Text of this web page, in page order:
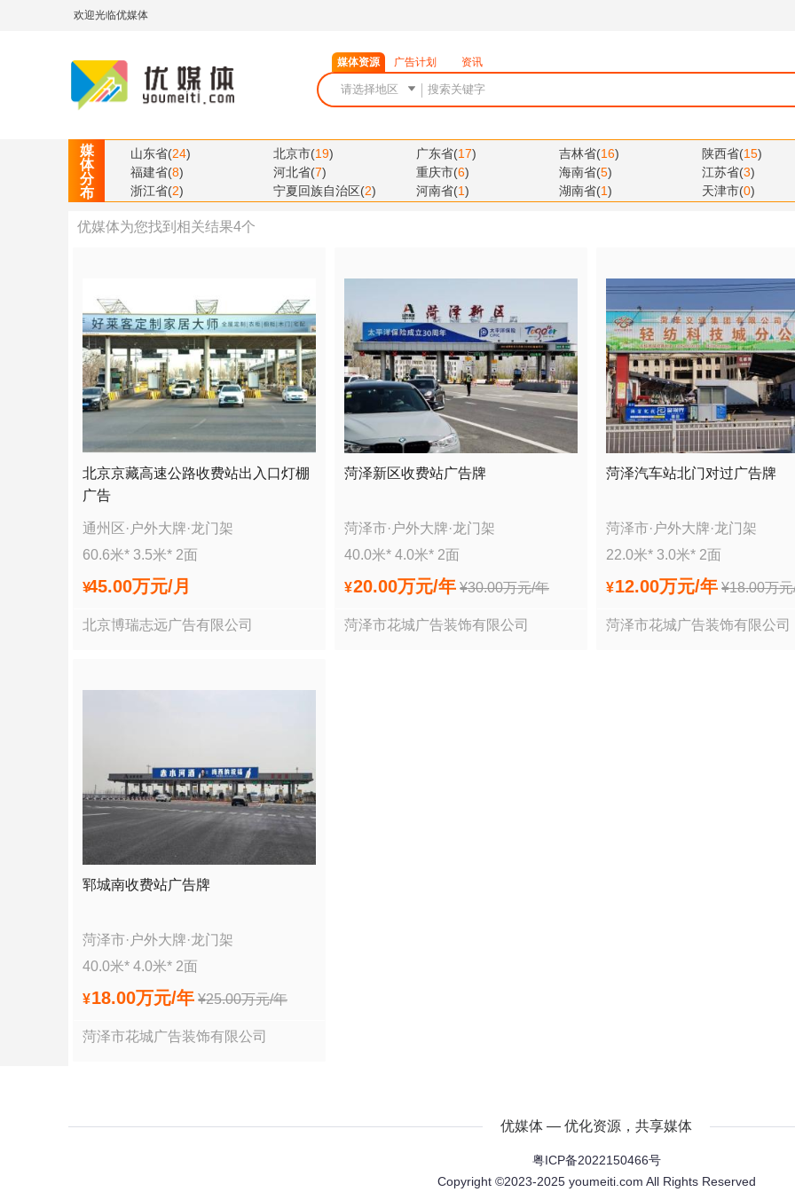
欢迎光临优媒体
媒体资源 广告计划 资讯
媒
体
分
布
山东省(24) 北京市(19) 广东省(17) 吉林省(16) 陕西省(15)
福建省(8) 河北省(7) 重庆市(6) 海南省(5) 江苏省(3)
浙江省(2) 宁夏回族自治区(2) 河南省(1) 湖南省(1) 天津市(0)
优媒体为您找到相关结果4个
北京京藏高速公路收费站出入口灯棚
广告
通州区· 户外大牌·龙门架
60.6米* 3.5米* 2面
¥45.00万元/月
北京博瑞志远广告有限公司
菏泽新区收费站广告牌
菏泽市· 户外大牌·龙门架
40.0米* 4.0米* 2面
¥20.00万元/年 ¥30.00万元/年
菏泽市花城广告装饰有限公司
菏泽汽车站北门对过广告牌
菏泽市· 户外大牌·龙门架
22.0米* 3.0米* 2面
¥12.00万元/年 ¥18.00万
菏泽市花城广告装饰有限公司
郓城南收费站广告牌
菏泽市· 户外大牌·龙门架
40.0米* 4.0米* 2面
¥18.00万元/年 ¥25.00万元/年
菏泽市花城广告装饰有限公司
优媒体 — 优化资源，共享媒体
粤ICP备2022150466号
Copyright ©2023-2025 youmeiti.com All Rights Reserved